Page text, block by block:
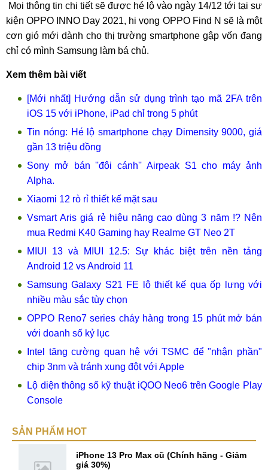
Mọi thông tin chi tiết sẽ được hé lộ vào ngày 14/12 tới tại sự
kiện OPPO INNO Day 2021, hi vọng OPPO Find N sẽ là một
cơn gió mới dành cho thị trường smartphone gập vốn đang
chỉ có mình Samsung làm bá chủ.
Xem thêm bài viết
[Mới nhất] Hướng dẫn sử dụng trình tạo mã 2FA trên
iOS 15 với iPhone, iPad chỉ trong 5 phút
Tin nóng: Hé lộ smartphone chạy Dimensity 9000, giá
gần 13 triệu đồng
Sony mở bán ''đôi cánh'' Airpeak S1 cho máy ảnh
Alpha.
Xiaomi 12 rò rỉ thiết kế mặt sau
Vsmart Aris giá rẻ hiệu năng cao dùng 3 năm !? Nên
mua Redmi K40 Gaming hay Realme GT Neo 2T
MIUI 13 và MIUI 12.5: Sự khác biệt trên nền tảng
Android 12 vs Android 11
Samsung Galaxy S21 FE lộ thiết kế qua ốp lưng với
nhiều màu sắc tùy chọn
OPPO Reno7 series cháy hàng trong 15 phút mở bán
với doanh số kỷ lục
Intel tăng cường quan hệ với TSMC để "nhận phần"
chip 3nm và tránh xung đột với Apple
Lộ diện thông số kỹ thuật iQOO Neo6 trên Google Play
Console
SẢN PHẨM HOT
iPhone 13 Pro Max cũ (Chính hãng - Giảm
giá 30%)